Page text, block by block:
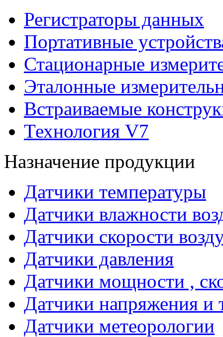
Регистраторы данных
Портативные
Стационарные
Эталонные
Встраиваемые
Технология V7
Назначение продукции
Датчики температуры
Датчики влажности
Датчики скорости
Датчики давления
Датчики мощности ,
Датчики напряжения и
Датчики метеорологии